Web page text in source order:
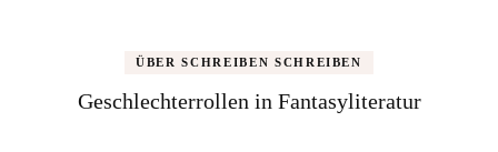
ÜBER SCHREIBEN SCHREIBEN
Geschlechterrollen in Fantasyliteratur